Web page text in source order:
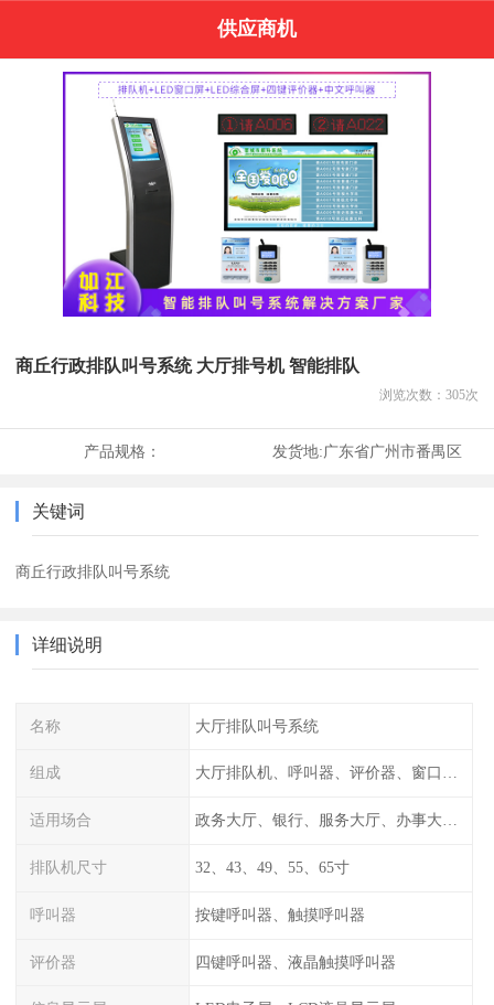
供应商机
商丘行政排队叫号系统 大厅排号机 智能排队
浏览次数： 305次
产品规格： 发货地:广东省广州市番禺区
关键词
商丘行政排队叫号系统
详细说明
名称 大厅排队叫号系统
组成 大厅排队机、呼叫器、评价器、窗口信息显示屏
适用场合 政务大厅、银行、服务大厅、办事大厅、行政中心
排队机尺寸 32、43、49、55、65寸
呼叫器 按键呼叫器、触摸呼叫器
评价器 四键呼叫器、液晶触摸呼叫器